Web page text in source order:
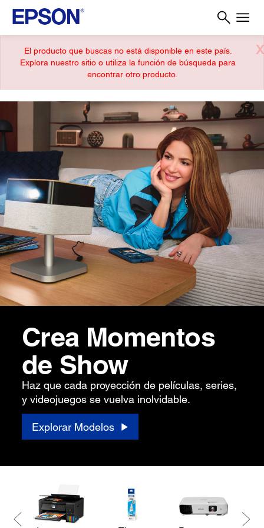
X
El producto que buscas no está disponible en este país.
Explora nuestro sitio o utiliza la función de búsqueda para
encontrar otro producto.
Crea Momentos
de Show
Haz que cada proyección de películas, series,
y videojuegos se vuelva inolvidable.
Explorar Modelos